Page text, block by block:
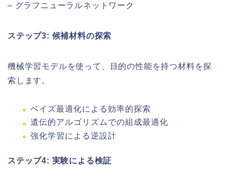
– グラフニューラルネットワーク
ステップ3: 候補材料の探索
機械学習モデルを使って、目的の性能を持つ材料を探
索します。
ベイズ最適化による効率的探索
遺伝的アルゴリズムでの組成最適化
強化学習による逆設計
ステップ4: 実験による検証